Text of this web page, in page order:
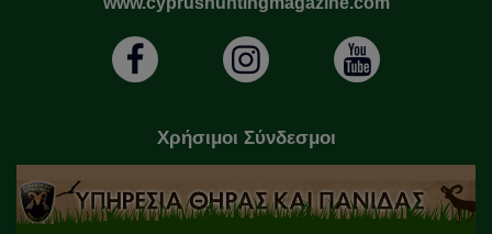
Χρήσιμοι Σύνδεσμοι